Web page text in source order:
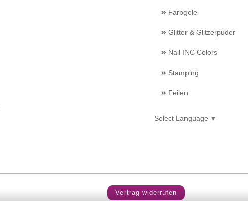
Farbgele
Glitter & Glitzerpuder
Nail INC Colors
Stamping
Feilen
Select Language ▼
Vertrag widerrufen